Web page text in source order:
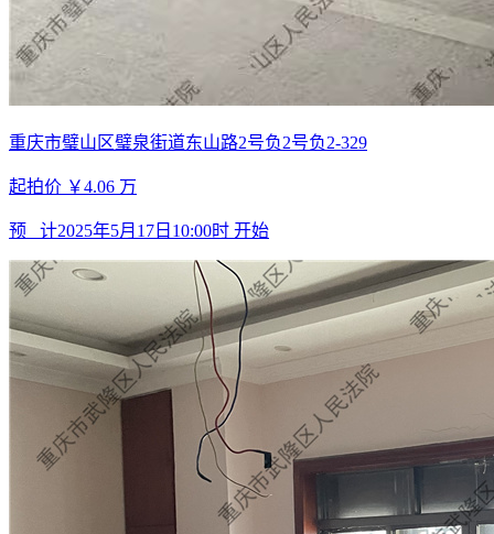
重庆市璧山区璧泉街道东山路2号负2号负2-329
起拍价 ￥4.06 万
预 计2025年5月17日10:00时 开始